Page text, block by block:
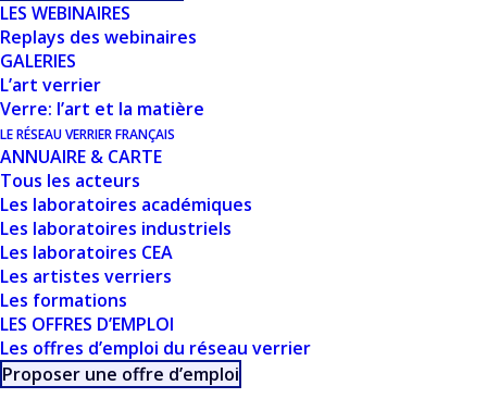
LES WEBINAIRES
Replays des webinaires
GALERIES
L’art verrier
Verre: l’art et la matière
LE RÉSEAU VERRIER FRANÇAIS
ANNUAIRE & CARTE
Tous les acteurs
Les laboratoires académiques
Les laboratoires industriels
Les laboratoires CEA
Les artistes verriers
Les formations
LES OFFRES D’EMPLOI
Les offres d’emploi du réseau verrier
Proposer une offre d’emploi
CE DOCUMENT FAIT
PARTIE D'UN
ENSEMBLE DE
RESSOURCES
PROPOSÉES SUR
NOTRE SITE
USTVERRE.FR